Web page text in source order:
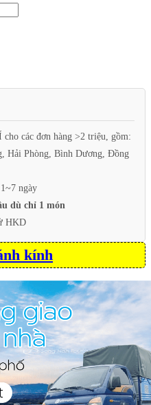
các đơn hàng >2 triệu, gồm:
Hải Phòng, Bình Dương, Đồng
ngày
dù chỉ 1 món
HKD
kính